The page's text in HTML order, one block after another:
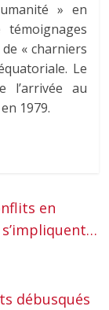
» en
« charniers
Le
l’arrivée au
1979.
en
s’impliquent…
débusqués